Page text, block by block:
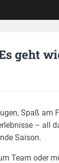
geht
Spaß am
– all
Saison.
Team oder